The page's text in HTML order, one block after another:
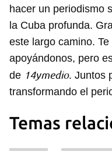
hacer un periodismo
la Cuba profunda.
este largo camino.
apoyándonos, pero
de 14ymedio. Juntos
transformando el
Temas